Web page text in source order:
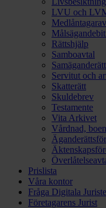
LVU och
Rättshjälp
Samboavtal
Servitut och
Skatterätt
Skuldebrev
Testamente
Vita Arkivet
Vårdnad,
Prislista
Våra kontor
Fråga Digitala
Företagarens Jurist